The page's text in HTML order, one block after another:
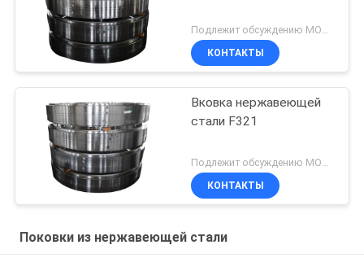
КОНТАКТЫ
Вковка нержавеющей
стали F321
КОНТАКТЫ
Поковки из нержавеющей стали